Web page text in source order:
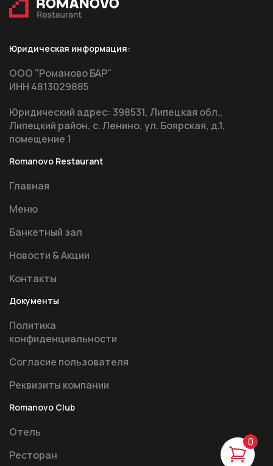
0
Юридическая информация:
ООО "Романово БАР"
ИНН 4813029885
Юридический адрес: 398531, Липецкая обл.,
Липецкий район, с. Ленино, ул. Боярская, д.1,
помещение 1
Romanovo Restaurant
Главная
Меню
Банкетный зал
Новости & Акции
Контакты
Документы
Политика
конфиденциальности
Согласие пользователя
Реквизиты компании
Romanovo Club
Отель
Ресторан